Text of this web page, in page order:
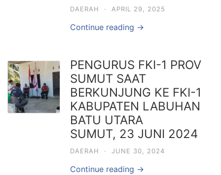
DAERAH · APRIL 29, 2025
Continue reading →
PENGURUS FKI-1 PROV
SUMUT SAAT
BERKUNJUNG KE FKI-1
KABUPATEN LABUHAN
BATU UTARA
SUMUT, 23 JUNI 2024
DAERAH · JUNE 30, 2024
Continue reading →